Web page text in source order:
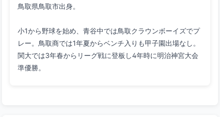
小1から野球を始め、青谷中では鳥取クラウンボーイズでプ
レー。鳥取商では1年夏からベンチ入りも甲子園出場なし。
関大では3年春からリーグ戦に登板し4年時に明治神宮大会
準優勝。